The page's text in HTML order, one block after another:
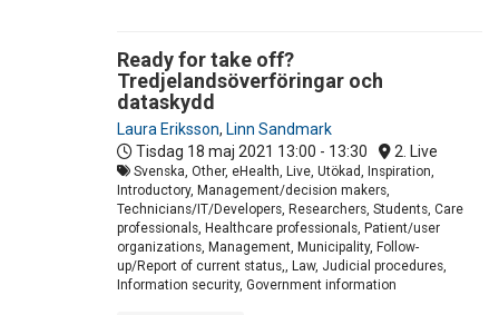
Ready for take off?
Tredjelandsöverföringar och
dataskydd
Laura Eriksson, Linn Sandmark
Tisdag 18 maj 2021 13:00 - 13:30 2. Live
Svenska, Other, eHealth, Live, Utökad, Inspiration,
Introductory, Management/decision makers,
Technicians/IT/Developers, Researchers, Students, Care
professionals, Healthcare professionals, Patient/user
organizations, Management, Municipality, Follow-
up/Report of current status,, Law, Judicial procedures,
Information security, Government information